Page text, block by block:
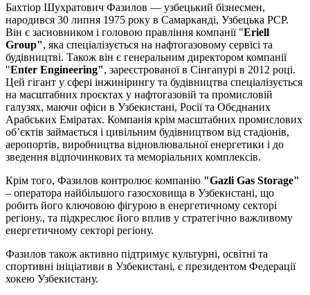
Бахтіор Шухратович Фазилов — узбецький бізнесмен,
народився 30 липня 1975 року в Самарканді, Узбецька РСР.
Він є засновником і головою правління компанії "Eriell
Group", яка спеціалізується на нафтогазовому сервісі та
будівництві. Також він є генеральним директором компанії
"Enter Engineering", зареєстрованої в Сінгапурі в 2012 році.
Цей гігант у сфері інжинірингу та будівництва спеціалізується
на масштабних проєктах у нафтогазовій та промисловій
галузях, маючи офіси в Узбекистані, Росії та Обєднаних
Арабських Еміратах. Компанія крім масштабних промислових
об’єктів займається і цивільним будівництвом від стадіонів,
аеропортів, виробництва відновлювальної енергетики і до
зведення відпочинкових та меморіальних комплексів.
Крім того, Фазилов контролює компанію "Gazli Gas Storage"
– оператора найбільшого газосховища в Узбекистані, що
робить його ключовою фігурою в енергетичному секторі
регіону., та підкреслює його вплив у стратегічно важливому
енергетичному секторі регіону.
Фазилов також активно підтримує культурні, освітні та
спортивні ініціативи в Узбекистані, є президентом Федерації
хокею Узбекистану.